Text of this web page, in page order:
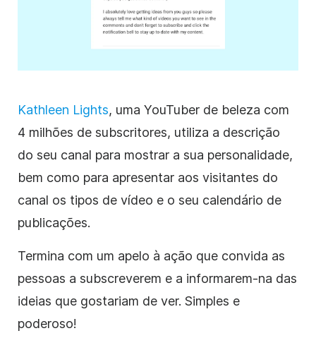
Kathleen Lights, uma YouTuber de beleza com
4 milhões de subscritores, utiliza a descrição
do seu canal para mostrar a sua personalidade,
bem como para apresentar aos visitantes do
canal os tipos de vídeo e o seu calendário de
publicações.
Termina com um apelo à ação que convida as
pessoas a subscreverem e a informarem-na das
ideias que gostariam de ver. Simples e
poderoso!